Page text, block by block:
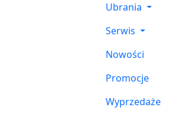
Ubrania
Serwis
Nowości
Promocje
Wyprzedaże